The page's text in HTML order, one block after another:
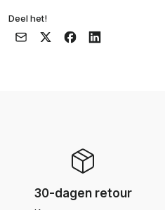
Deel het!
30-dagen retour